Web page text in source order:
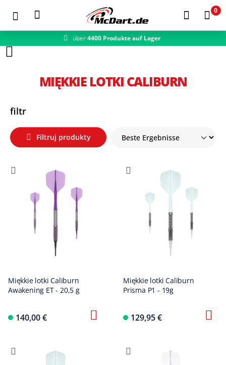
Zum Hauptinhalt springen
0
über4400 Produkte auf Lager
MIĘKKIE LOTKI CALIBURN
filtr
Filtruj produkty
Miękkie lotki Caliburn
Awakening ET - 20,5 g
140,00 €
Miękkie lotki Caliburn
Prisma P1 - 19g
129,95 €